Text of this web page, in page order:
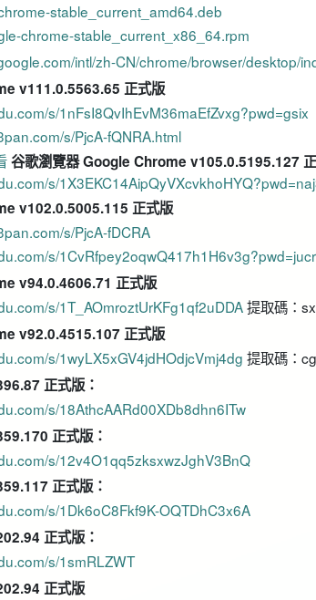
stable_current_amd64.deb
chrome-stable_current_x86_64.rpm
intl/zh-CN/chrome/browser/desktop/
v111.0.5563.65 正式版
s/1nFsI8QvIhEvM36maEfZvxg?pwd=gsix
s/PjcA-fQNRA.html
谷歌瀏覽器 Google Chrome v105.0.5195.127
s/
v102.0.5005.115 正式版
s/PjcA-fDCRA
s/1CvRfpey2oqwQ417h1H6v3g?pwd=jucr
v94.0.4606.71 正式版
s/1T_AOmroztUrKFg1qf2uDDA提取碼：
v92.0.4515.107 正式版
s/1wyLX5xGV4jdHOdjcVmj4dg 提取碼：
正式版：
s/18AthcAARd00XDb8dhn6ITw
正式版：
s/12v4O1qq5zksxwzJghV3BnQ
正式版：
s/1Dk6oC8Fkf9K-OQTDhC3x6A
正式版：
s/1smRLZWT
正式版